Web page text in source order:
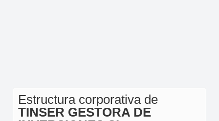
Estructura corporativa de
TINSER GESTORA DE